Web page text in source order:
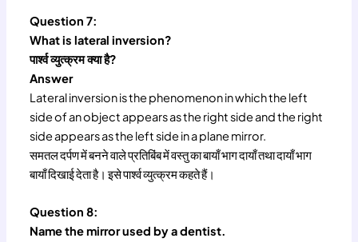
Question 7:
What is lateral inversion?
पार्श्व व्युत्क्रम क्या है?
Answer
Lateral inversion is the phenomenon in which the left
side of an object appears as the right side and the right
side appears as the left side in a plane mirror.
समतल दर्पण में बनने वाले प्रतिबिंब में वस्तु का बायाँ भाग दायाँ तथा दायाँ भाग
बायाँ दिखाई देता है। इसे पार्श्व व्युत्क्रम कहते हैं।
Question 8:
Name the mirror used by a dentist.